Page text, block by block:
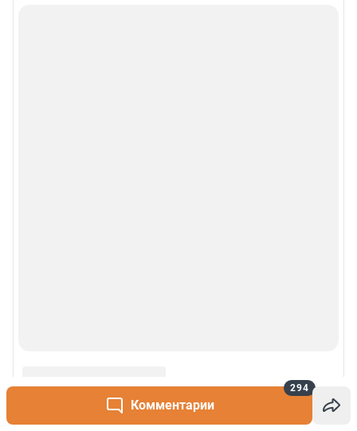
Комментарии
294